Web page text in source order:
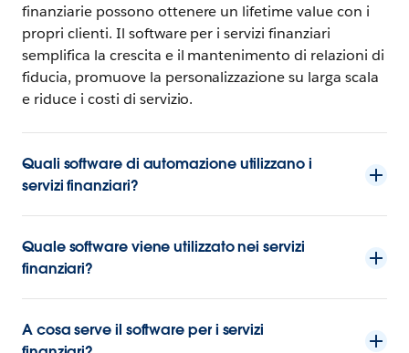
finanziarie possono ottenere un lifetime value con i
propri clienti. Il software per i servizi finanziari
semplifica la crescita e il mantenimento di relazioni di
fiducia, promuove la personalizzazione su larga scala
e riduce i costi di servizio.
Quali software di automazione utilizzano i
servizi finanziari?
Quale software viene utilizzato nei servizi
finanziari?
A cosa serve il software per i servizi